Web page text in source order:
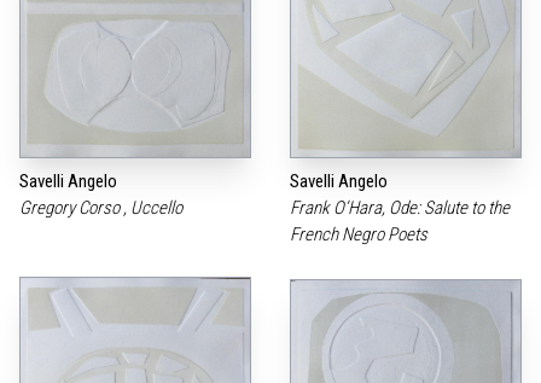
Savelli Angelo
Gregory Corso , Uccello
Savelli Angelo
Frank O‘Hara, Ode: Salute to the
French Negro Poets